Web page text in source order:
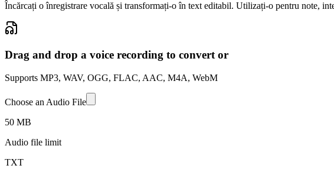
Încărcați o înregistrare vocală și transformați-o în text editabil. Utilizați-o pentru note,
Drag and drop a voice recording to convert or
Supports MP3, WAV, OGG, FLAC, AAC, M4A, WebM
Choose an Audio File
50 MB
Audio file limit
TXT